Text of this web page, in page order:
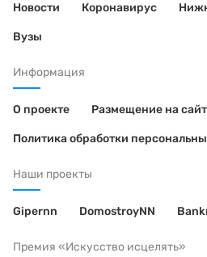
Новости Коронавирус
Вузы
Информация
О проекте Размещение на
Политика обработки
Наши проекты
Gipernn DomostroyNN
Премия «Искусство исцелять»